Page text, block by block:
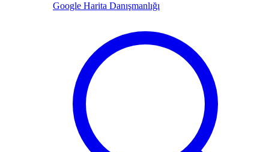
Google Harita Danışmanlığı